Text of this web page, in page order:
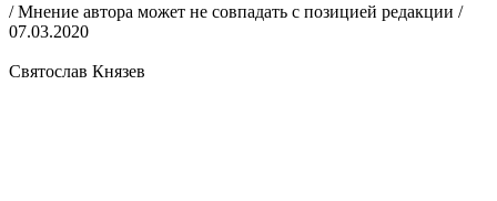
/ Мнение автора может не совпадать с позицией редакции /
07.03.2020
Святослав Князев